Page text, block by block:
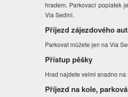
hradem. Parkovací poplatek
Via Sedini.
Příjezd zájezdového
Parkovat můžete jen na Via
Přístup pěšky
Hrad najdete velmi snadno
Příjezd na kole,